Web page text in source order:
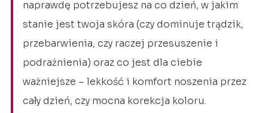
naprawdę potrzebujesz na co dzień, w jakim
stanie jest twoja skóra (czy dominuje trądzik,
przebarwienia, czy raczej przesuszenie i
podrażnienia) oraz co jest dla ciebie
ważniejsze – lekkość i komfort noszenia przez
cały dzień, czy mocna korekcja koloru.